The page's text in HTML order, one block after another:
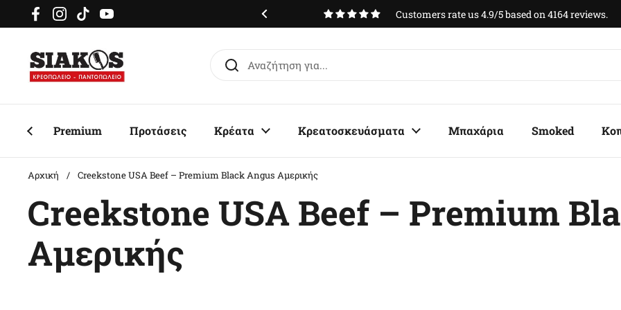
Μετάβαση στο περιεχόμενο
FacebookInstagram
TikTokYouTube
delivery σε όλη την Αττική Customers rate us 4.9/5 based on 4164 reviews.
Premium Προτάσεις Κρέατα Κρεατοσκευάσματα Μπαχάρια Smoked
Αρχική / Creekstone USA Beef – Premium Black Angus Αμερικής
Creekstone USA Beef – Premium
Αμερικής